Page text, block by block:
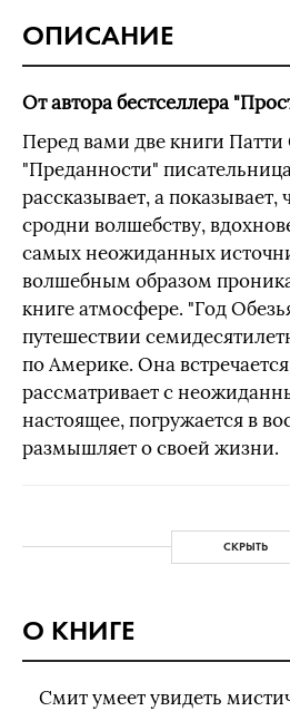
ОПИСАНИЕ
От автора бестселлера
Перед вами две книги
"Преданности"
рассказывает, а показывает,
сродни волшебству,
самых неожиданных
волшебным образом
книге атмосфере. "Год
путешествии
по Америке. Она
рассматривает с
настоящее, погружается в
размышляет о своей жизни.
СКРЫТЬ
О КНИГЕ
Смит умеет увидеть